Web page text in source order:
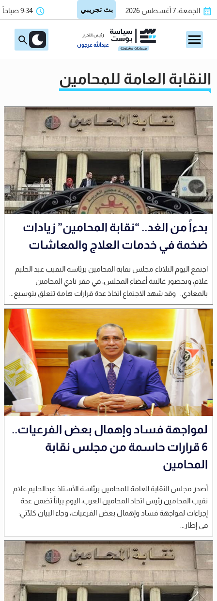
الجمعة، 7 أغسطس 2026 9:34 صباحاً
رئيس التحرير
عبدالله عرجون
النقابة العامة للمحامين
بدءاً من الغد.. “نقابة المحامين” زيادات
ضخمة في خدمات العلاج والمعاشات
اجتمع اليوم الثلاثاء مجلس نقابة المحامين برئاسة النقيب عبد الحليم
علام، وبحضور غالبية أعضاء المجلس، في مقر نادي المحامين
بالمعادي. وقد شهد الاجتماع اتخاذ عدة قرارات هامة تتعلق بتوسيع...
لمواجهة فساد وإهمال بعض الفرعيات..
6 قرارات حاسمة من مجلس نقابة
المحامين
أصدر مجلس النقابة العامة للمحامين برئاسة الأستاذ عبدالحليم علام
نقيب المحامين رئيس اتحاد المحامين العرب، اليوم بياناً تضمن عدة
إجراءات لمواجهة فساد وإهمال بعض الفرعيات، وجاء البيان كلآتي:
فى إطار...